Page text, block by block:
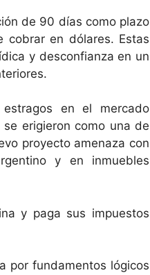
de 90 días como plazo
cobrar en dólares. Estas
y desconfianza en un
en el mercado
erigieron como una de
proyecto amenaza con
y en inmuebles
y paga sus impuestos
por fundamentos lógicos